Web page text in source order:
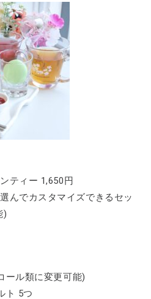
ティー 1,650円
んでカスタマイズできるセッ
)
ール類に変更可能)
ト 5つ